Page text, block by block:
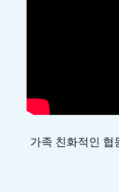
가족 친화적인 협